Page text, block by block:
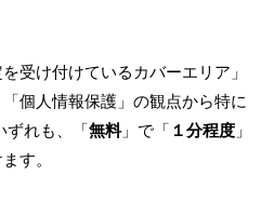
受け付けているカバーエリア」
「個人情報保護」の観点から特に
ずれも、「無料」で「 １分程度 」
す。